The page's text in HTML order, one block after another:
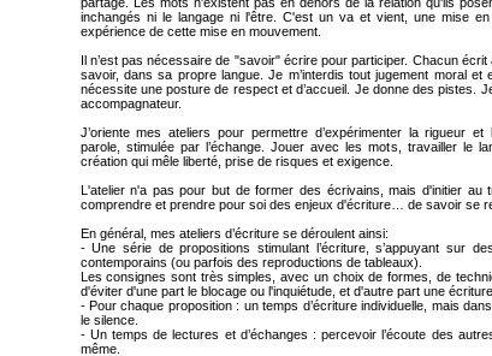
inchangés ni le langage ni l'être. C'est un va et vient, une mise
expérience de cette mise en mouvement.
Il n’est pas nécessaire de "savoir" écrire pour participer. Chacun
savoir, dans sa propre langue. Je m’interdis tout jugement moral et
nécessite une posture de respect et d’accueil. Je donne des pistes.
accompagnateur.
J’oriente mes ateliers pour permettre d’expérimenter la rigueur et
parole, stimulée par l’échange. Jouer avec les mots, travailler le
création qui mêle liberté, prise de risques et exigence.
L'atelier n'a pas pour but de former des écrivains, mais d'initier au
comprendre et prendre pour soi des enjeux d'écriture… de savoir se
En général, mes ateliers d’écriture se déroulent ainsi:
- Une série de propositions stimulant l’écriture, s’appuyant sur
contemporains (ou parfois des reproductions de tableaux).
Les consignes sont très simples, avec un choix de formes, de
d'éviter d'une part le blocage ou l'inquiétude, et d'autre part une
- Pour chaque proposition : un temps d’écriture individuelle, mais
le silence.
- Un temps de lectures et d’échanges : percevoir l’écoute des
même.